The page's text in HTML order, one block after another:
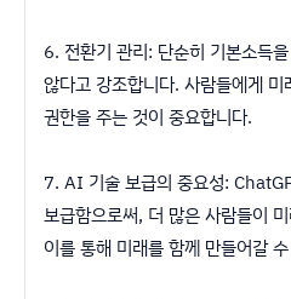
6. 전환기 관리: 단순히 기본소득
않다고 강조합니다. 사람들에게
권한을 주는 것이 중요합니다.
7. AI 기술 보급의 중요성:
보급함으로써, 더 많은 사람들이
이를 통해 미래를 함께 만들어갈